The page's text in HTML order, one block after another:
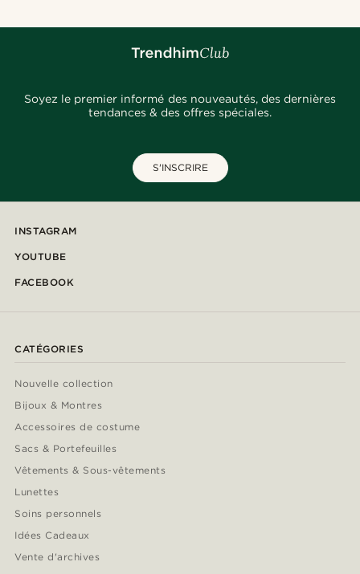
Soyez le premier informé des nouveautés, des dernières
tendances & des offres spéciales.
S'INSCRIRE
INSTAGRAM
YOUTUBE
FACEBOOK
CATÉGORIES
Nouvelle collection
Bijoux & Montres
Accessoires de costume
Sacs & Portefeuilles
Vêtements & Sous-vêtements
Lunettes
Soins personnels
Idées Cadeaux
Vente d'archives